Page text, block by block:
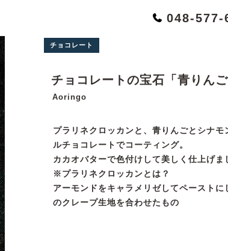
048-577-
チョコレート
チョコレートの宝石「青りんご
Aoringo
プラリネクロッカンと、青りんごとシナモ
ルチョコレートでコーティング。
カカオバターで色付けして美しく仕上げま
※プラリネクロッカンとは？
アーモンドをキャラメリゼしてペーストに
のクレープ生地を合わせたもの